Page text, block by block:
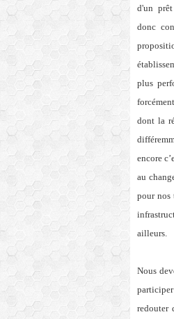
d'un
donc
plus
dont la
encore
au
pour nos
ailleurs.
Nous
redouter